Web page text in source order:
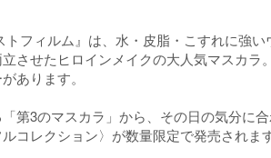
フィルム』は、水・皮脂・こすれに強い
させたヒロインメイクの大人気マスカラ。
あります。
第3のマスカラ」から、その日の気分に
コレクション〉が数量限定で発売されます